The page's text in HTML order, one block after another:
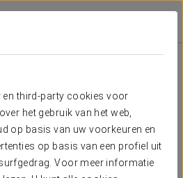
en third-party cookies voor
het gebruik van het web,
op basis van uw voorkeuren en
op basis van een profiel uit
Voor meer informatie